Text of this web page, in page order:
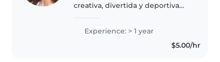
creativa, divertida y deportiva
cuidando niños de todas las
edades, incluyendo bebés,
preescolares, escolares y niños
Experience: > 1 year
$5.00/hr